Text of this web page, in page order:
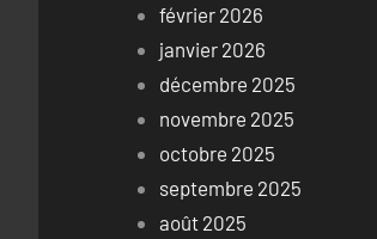
février 2026
janvier 2026
décembre 2025
novembre 2025
octobre 2025
septembre 2025
août 2025